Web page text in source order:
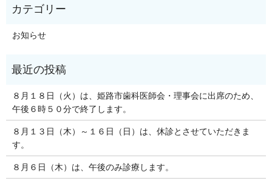
お知らせ
８月１８日（火）は、姫路市歯科医師会・理事会に出席のため、
午後６時５０分で終了します。
８月１３日（木）～１６日（日）は、休診とさせていただきま
す。
８月６日（木）は、午後のみ診療します。